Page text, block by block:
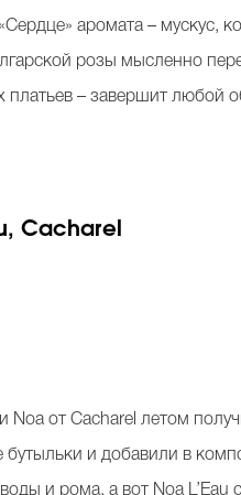
аромата – мускус,
розы мысленно
платьев – завершит любой
Cacharel
Noa от Cacharel летом
и добавили в
и рома, а вот Noa L’Eau